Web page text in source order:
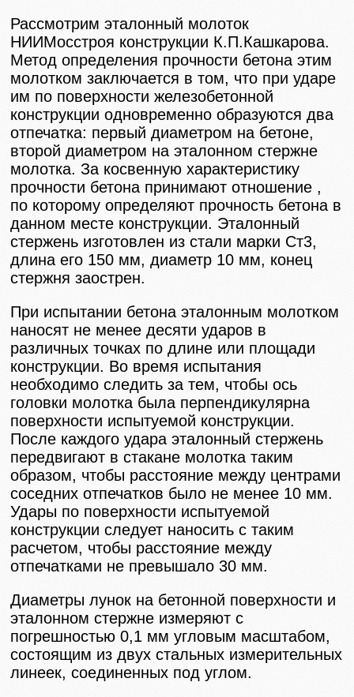
Рассмотрим эталонный молоток
НИИМосстроя конструкции К.П.Кашкарова.
Метод определения прочности бетона этим
молотком заключается в том, что при ударе
им по поверхности железобетонной
конструкции одновременно образуются два
отпечатка: первый диаметром на бетоне,
второй диаметром на эталонном стержне
молотка. За косвенную характеристику
прочности бетона принимают отношение ,
по которому определяют прочность бетона в
данном месте конструкции. Эталонный
стержень изготовлен из стали марки Ст3,
длина его 150 мм, диаметр 10 мм, конец
стержня заострен.
При испытании бетона эталонным молотком
наносят не менее десяти ударов в
различных точках по длине или площади
конструкции. Во время испытания
необходимо следить за тем, чтобы ось
головки молотка была перпендикулярна
поверхности испытуемой конструкции.
После каждого удара эталонный стержень
передвигают в стакане молотка таким
образом, чтобы расстояние между центрами
соседних отпечатков было не менее 10 мм.
Удары по поверхности испытуемой
конструкции следует наносить с таким
расчетом, чтобы расстояние между
отпечатками не превышало 30 мм.
Диаметры лунок на бетонной поверхности и
эталонном стержне измеряют с
погрешностью 0,1 мм угловым масштабом,
состоящим из двух стальных измерительных
линеек, соединенных под углом.